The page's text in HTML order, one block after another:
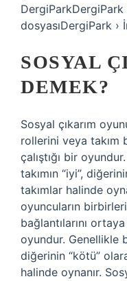
DergiParkDergiPark
dosyasıDergiPark ›
SOSYAL
DEMEK?
Sosyal çıkarım
rollerini veya takım
çalıştığı bir
takımın “iyi”,
takımlar halinde
oyuncuların
bağlantılarını
oyundur. Genellikle
diğerinin “kötü”
halinde oynanır.